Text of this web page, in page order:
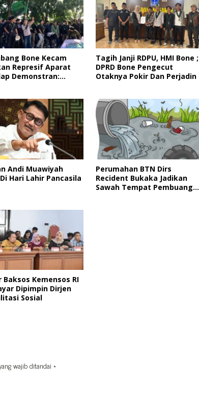
Bone Kecam
Represif Aparat
Demonstran:
Tagih Janji RDPU, HMI Bone ;
DPRD Bone Pengecut
Otaknya Pokir Dan Perjadin
Andi Muawiyah
Hari Lahir Pancasila
Perumahan BTN Dirs
Recident Bukaka Jadikan
Sawah Tempat Pembuangan
Baksos Kemensos RI
Dipimpin Dirjen
Sosial
wajib ditandai *